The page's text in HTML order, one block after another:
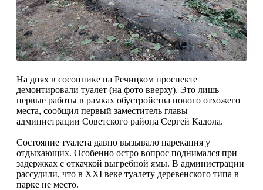
На днях в сосоннике на Речицком проспекте
демонтировали туалет (на фото вверху). Это лишь
первые работы в рамках обустройства нового отхожего
места, сообщил первый заместитель главы
администрации Советского района Сергей Кадола.
Состояние туалета давно вызывало нарекания у
отдыхающих. Особенно остро вопрос поднимался при
задержках с откачкой выгребной ямы. В администрации
рассудили, что в XXI веке туалету деревенского типа в
парке не место.